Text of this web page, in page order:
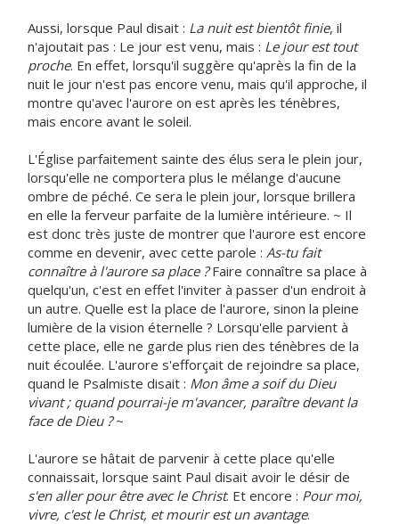
Aussi, lorsque Paul disait : La nuit est bientôt finie, il
n'ajoutait pas : Le jour est venu, mais : Le jour est tout
proche. En effet, lorsqu'il suggère qu'après la fin de la
nuit le jour n'est pas encore venu, mais qu'il approche, il
montre qu'avec l'aurore on est après les ténèbres,
mais encore avant le soleil.
L'Église parfaitement sainte des élus sera le plein jour,
lorsqu'elle ne comportera plus le mélange d'aucune
ombre de péché. Ce sera le plein jour, lorsque brillera
en elle la ferveur parfaite de la lumière intérieure. ~ Il
est donc très juste de montrer que l'aurore est encore
comme en devenir, avec cette parole : As-tu fait
connaître à l'aurore sa place ?Faire connaître sa place à
quelqu'un, c'est en effet l'inviter à passer d'un endroit à
un autre. Quelle est la place de l'aurore, sinon la pleine
lumière de la vision éternelle ? Lorsqu'elle parvient à
cette place, elle ne garde plus rien des ténèbres de la
nuit écoulée. L'aurore s'efforçait de rejoindre sa place,
quand le Psalmiste disait : Mon âme a soif du Dieu
vivant ; quand pourrai-je m'avancer, paraître devant la
face de Dieu ?~
L'aurore se hâtait de parvenir à cette place qu'elle
connaissait, lorsque saint Paul disait avoir le désir de
s'en aller pour être avec le Christ. Et encore : Pour moi,
vivre, c'est le Christ, et mourir est un avantage.